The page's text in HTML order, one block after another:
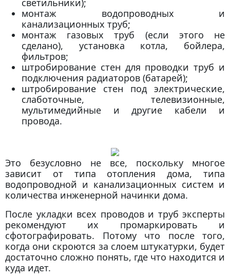
монтаж водопроводных и
канализационных труб;
монтаж газовых труб (если этого не
сделано), установка котла, бойлера,
фильтров;
штробирование стен для проводки труб и
подключения радиаторов (батарей);
штробирование стен под электрические,
слаботочные, телевизионные,
мультимедийные и другие кабели и
провода.
Это безусловно не все, поскольку многое
зависит от типа отопления дома, типа
водопроводной и канализационных систем и
количества инженерной начинки дома.
После укладки всех проводов и труб эксперты
рекомендуют их промаркировать и
сфотографировать. Потому что после того,
когда они скроются за слоем штукатурки, будет
достаточно сложно понять, где что находится и
куда идет.